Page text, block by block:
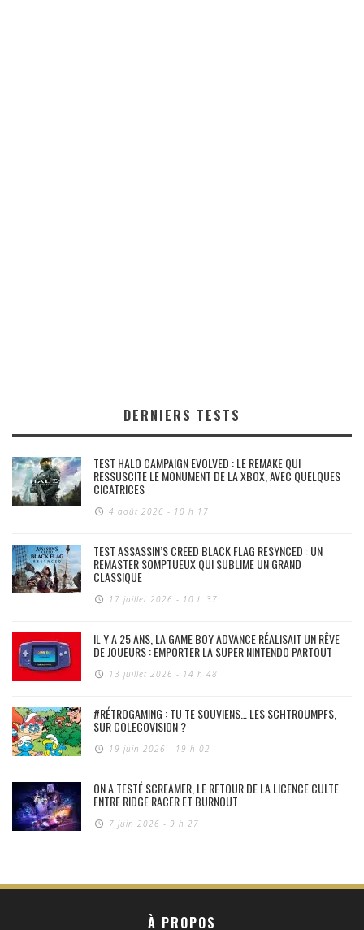
DERNIERS TESTS
TEST HALO CAMPAIGN EVOLVED : LE REMAKE QUI
RESSUSCITE LE MONUMENT DE LA XBOX, AVEC QUELQUES
CICATRICES
4 août 2026 - 10 h 17
TEST ASSASSIN’S CREED BLACK FLAG RESYNCED : UN
REMASTER SOMPTUEUX QUI SUBLIME UN GRAND
CLASSIQUE
17 juillet 2026 - 10 h 37
IL Y A 25 ANS, LA GAME BOY ADVANCE RÉALISAIT UN RÊVE
DE JOUEURS : EMPORTER LA SUPER NINTENDO PARTOUT
13 juillet 2026 - 14 h 48
#RÉTROGAMING : TU TE SOUVIENS… LES SCHTROUMPFS,
SUR COLECOVISION ?
19 juin 2026 - 19 h 02
ON A TESTÉ SCREAMER, LE RETOUR DE LA LICENCE CULTE
ENTRE RIDGE RACER ET BURNOUT
7 juin 2026 - 9 h 27
À PROPOS